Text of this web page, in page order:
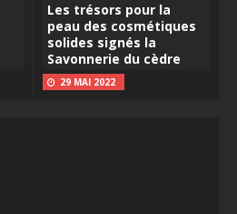
Les trésors pour la
peau des cosmétiques
solides signés la
Savonnerie du cèdre
29 MAI 2022